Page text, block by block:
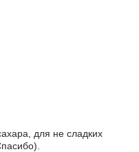
для не сладких